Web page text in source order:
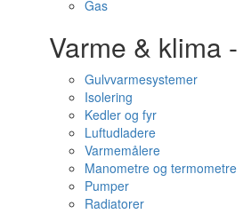
Gas
Varme & klima
Gulvvarmesystemer
Isolering
Kedler og fyr
Luftudladere
Varmemålere
Manometre og termometre
Pumper
Radiatorer